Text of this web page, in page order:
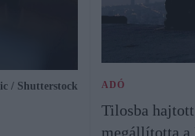
/ Shutterstock ADÓ
Tilosba
megállította a